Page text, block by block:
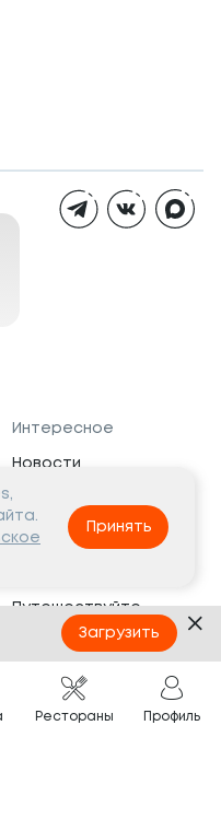
Интересное
Новости
Вакансии
Социальная жизнь
Путешествуйте
с ТОКИО-CITY
Партнёрам
Франшиза
Рестораны Профиль
Принять
Загрузить